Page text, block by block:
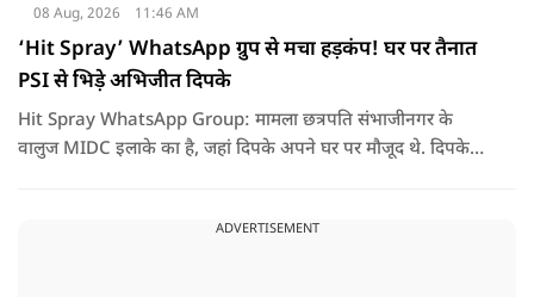
08 Aug, 2026 11:46 AM
‘Hit Spray’ WhatsApp ग्रुप से मचा हड़कंप! घर पर तैनात
PSI से भिड़े अभिजीत दिपके
Hit Spray WhatsApp Group: मामला छत्रपति संभाजीनगर के
वालुज MIDC इलाके का है, जहां दिपके अपने घर पर मौजूद थे. दिपके
को लेकर दिपके की पुलिस अधिकारी से तीखी बहस हो गई.
ADVERTISEMENT